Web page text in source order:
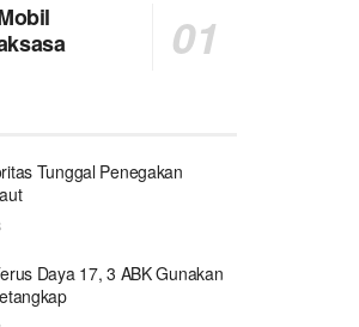
Tunggal Penegakan
Daya 17, 3 ABK Gunakan